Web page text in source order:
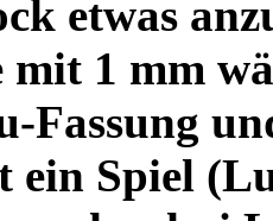
etwas
1 mm
Fassung
ein Spiel